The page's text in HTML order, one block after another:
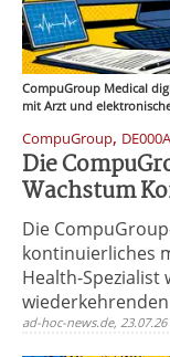
CompuGroup Medical
mit Arzt und
CompuGroup,
Die
Wachstum
Die
kontinuierliches
Health-
ad-hoc-news.de,